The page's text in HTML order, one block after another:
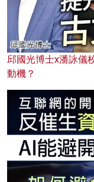
邱國光博士x潘詠儀
動機？